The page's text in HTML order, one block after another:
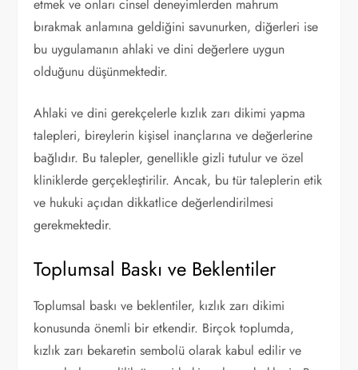
etmek ve onları cinsel deneyimlerden mahrum
bırakmak anlamına geldiğini savunurken, diğerleri ise
bu uygulamanın ahlaki ve dini değerlere uygun
olduğunu düşünmektedir.
Ahlaki ve dini gerekçelerle kızlık zarı dikimi yapma
talepleri, bireylerin kişisel inançlarına ve değerlerine
bağlıdır. Bu talepler, genellikle gizli tutulur ve özel
kliniklerde gerçekleştirilir. Ancak, bu tür taleplerin etik
ve hukuki açıdan dikkatlice değerlendirilmesi
gerekmektedir.
Toplumsal Baskı ve Beklentiler
Toplumsal baskı ve beklentiler, kızlık zarı dikimi
konusunda önemli bir etkendir. Birçok toplumda,
kızlık zarı bekaretin sembolü olarak kabul edilir ve